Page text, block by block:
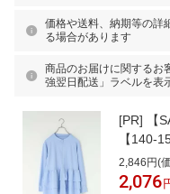
価格や送料、納期等の詳
る場合があります
商品のお届けに関するお
強翌日配送」ラベルを表
[PR]
【
【140-
リーズ
ガード
2,846円(
2,076